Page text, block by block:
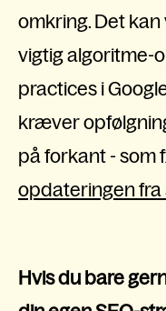
omkring. Det
vigtig algoritme-
practices i
kræver
på forkant - som f
opdateringen fra
Hvis du bare